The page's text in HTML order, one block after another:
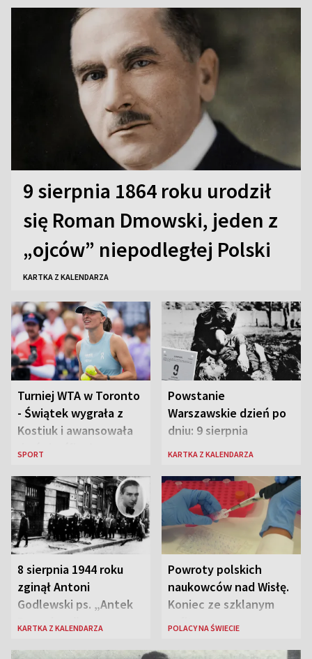
9 sierpnia 1864 roku urodził
się Roman Dmowski, jeden z
„ojców” niepodległej Polski
KARTKA Z KALENDARZA
Turniej WTA w Toronto
- Świątek wygrała z
Kostiuk i awansowała
do ćwierćfinału
SPORT
Powstanie
Warszawskie dzień po
dniu: 9 sierpnia
KARTKA Z KALENDARZA
8 sierpnia 1944 roku
zginął Antoni
Godlewski ps. „Antek
Rozpylacz”
KARTKA Z KALENDARZA
Powroty polskich
naukowców nad Wisłę.
Koniec ze szklanym
sufitem
POLACY NA ŚWIECIE